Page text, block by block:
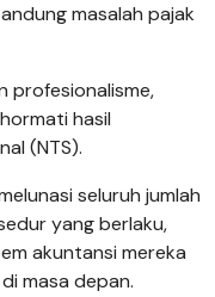
masalah pajak
profesionalisme,
hasil
(NTS).
seluruh jumlah
yang berlaku,
akuntansi mereka
masa depan.